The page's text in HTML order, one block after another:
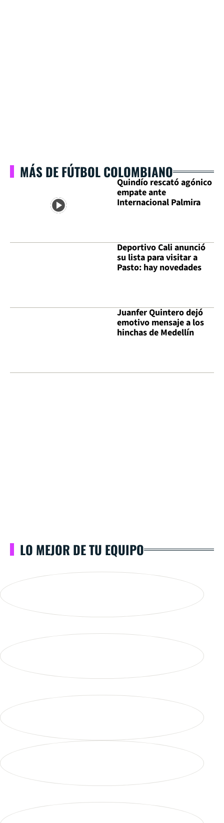
MÁS DE FÚTBOL COLOMBIANO
Quindío rescató agónico
empate ante
Internacional Palmira
Deportivo Cali anunció
su lista para visitar a
Pasto: hay novedades
Juanfer Quintero dejó
emotivo mensaje a los
hinchas de Medellín
LO MEJOR DE TU EQUIPO